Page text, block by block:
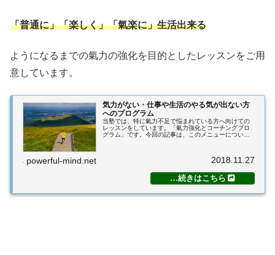
「普通に」「楽しく」「氣楽に」生活出来る
ようになるまでの氣力の強化を目的としたレッスンをご用
意しています。
気力がない・仕事や生活のやる気が出ない方
へのプログラム
当塾では、特に氣力不足で悩まれている方へ向けての
レッスンをしています。「氣力強化とコーチングプロ
グラム」です。今回の記事は、このメニューについて
powerful-mind.net 2018.11.27